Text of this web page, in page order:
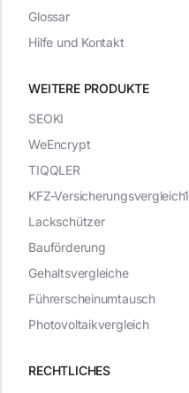
WEITERE PRODUKTE
RECHTLICHES
Glossar
Hilfe und Kontakt
SEOKI
WeEncrypt
TIQQLER
KFZ-Versicherungsvergleich1
Lackschützer
Bauförderung
Gehaltsvergleiche
Führerscheinumtausch
Photovoltaikvergleich